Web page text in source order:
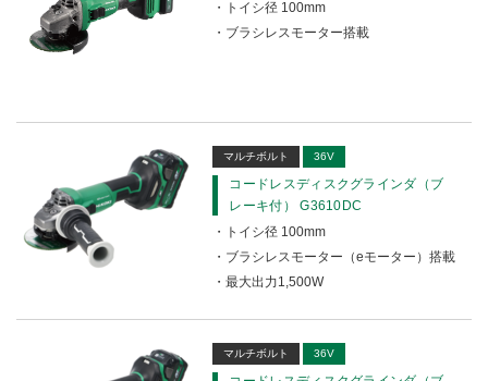
トイシ径 100mm
ブラシレスモーター搭載
マルチボルト 36V
コードレスディスクグラインダ（ブ
レーキ付） G3610DC
トイシ径 100mm
ブラシレスモーター（eモーター）搭載
最大出力1,500W
マルチボルト 36V